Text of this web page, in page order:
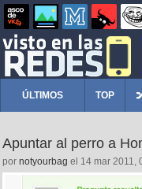
ÚLTIMOS TOP
Apuntar al perro a
por notyourbag el 14 mar 2011,